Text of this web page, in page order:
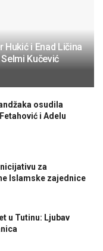
Hukić i Enad Ličina
Kučević
osudila
i Adelu
za
Islamske zajednice
u Tutinu: Ljubav